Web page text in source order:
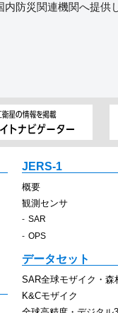
防災関連機関へ提供
JERS-1
概要
観測センサ
SAR
OPS
データセット
SAR全球モザイク・森
K&Cモザイク